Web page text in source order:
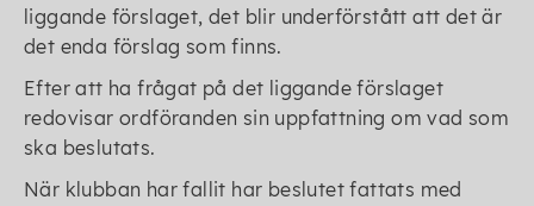
liggande förslaget, det blir underförstått att det är
det enda förslag som finns.
Efter att ha frågat på det liggande förslaget
redovisar ordföranden sin uppfattning om vad som
ska beslutats.
När klubban har fallit har beslutet fattats med